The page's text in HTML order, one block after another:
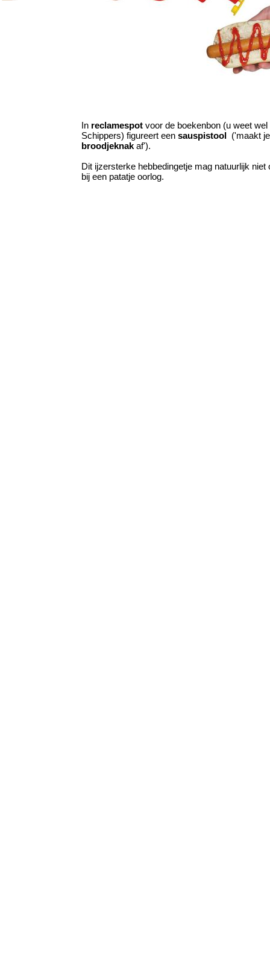
In reclamespot voor de boekenbon (u weet wel
Schippers) figureert een sauspistool ('maakt je
broodjeknak af').
Dit ijzersterke hebbedingetje mag natuurlijk niet
bij een patatje oorlog.